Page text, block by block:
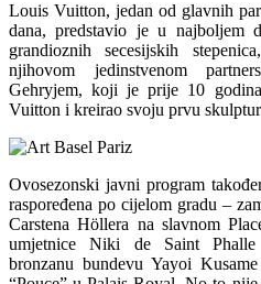
Louis Vuitton, jedan od glavnih
dana, predstavio je u najboljem
grandioznih secesijskih
njihovom jedinstvenom
Gehryjem, koji je prije 10
Vuitton i kreirao svoju prvu
Ovosezonski javni program
raspoređena po cijelom gradu –
Carstena Höllera na slavnom
umjetnice Niki de Saint Phalle
bronzanu bundevu Yayoi